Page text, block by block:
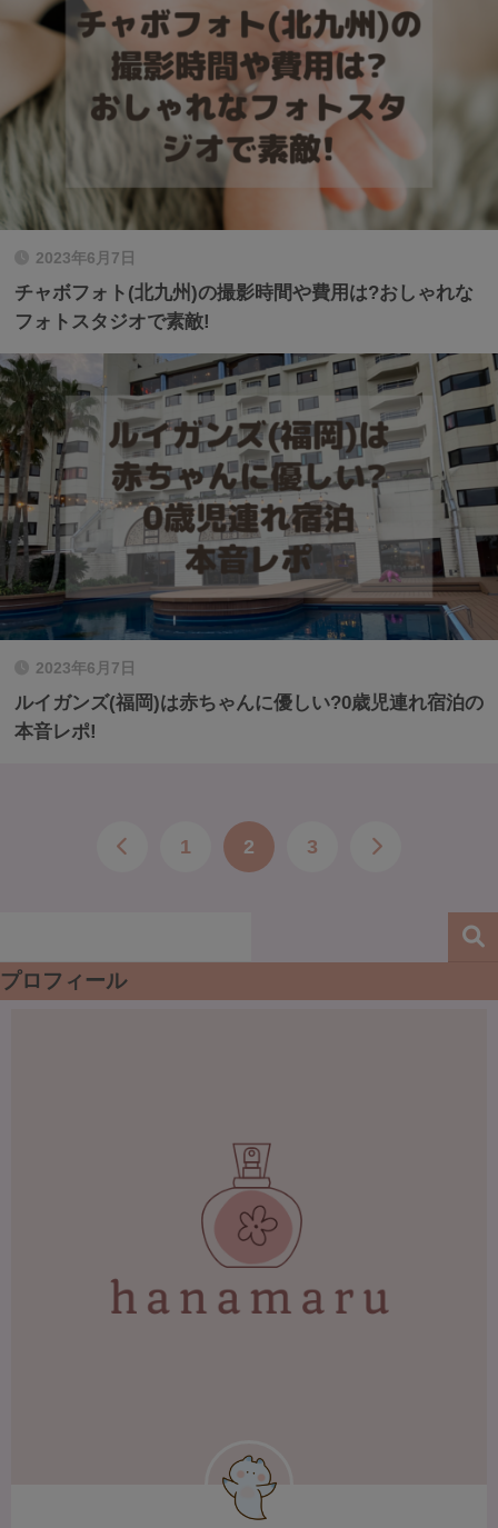
2023年6月7日
チャボフォト(北九州)の撮影時間や費用は?おしゃれな
フォトスタジオで素敵!
2023年6月7日
ルイガンズ(福岡)は赤ちゃんに優しい?0歳児連れ宿泊の
本音レポ!
1 2 3
プロフィール